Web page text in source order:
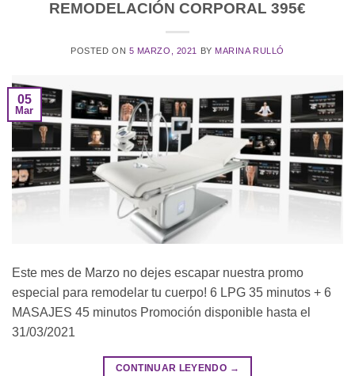
REMODELACIÓN CORPORAL 395€
POSTED ON 5 MARZO, 2021 BY MARINA RULLÓ
05
Mar
Este mes de Marzo no dejes escapar nuestra promo
especial para remodelar tu cuerpo! 6 LPG 35 minutos + 6
MASAJES 45 minutos Promoción disponible hasta el
31/03/2021
CONTINUAR LEYENDO →